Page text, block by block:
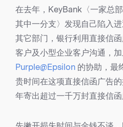
在去年，KeyBank〈一家总
其中一分支〉发现自己陷入
其它部门，银行利用直接信
客户及小型企业客户沟通，
Purple@Epsilon 的协助，最
贵时间在这项直接信函广告
年寄出超过一千万封直接信函